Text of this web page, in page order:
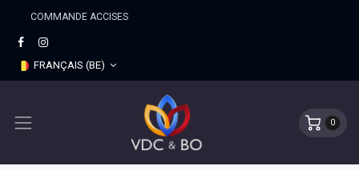
COMMANDE ACCISES
FRANÇAIS (BE)
0